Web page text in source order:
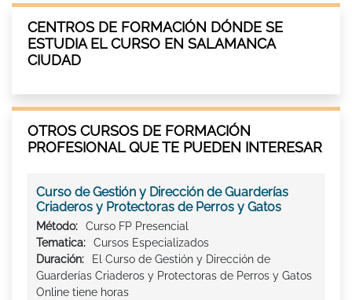
CENTROS DE FORMACIÓN DÓNDE SE
ESTUDIA EL CURSO EN SALAMANCA
CIUDAD
OTROS CURSOS DE FORMACIÓN
PROFESIONAL QUE TE PUEDEN INTERESAR
Curso de Gestión y Dirección de Guarderías
Criaderos y Protectoras de Perros y Gatos
Método:
Curso FP Presencial
Tematica:
Cursos Especializados
Duración:
El Curso de Gestión y Dirección de
Guarderías Criaderos y Protectoras de Perros y Gatos
Online tiene horas